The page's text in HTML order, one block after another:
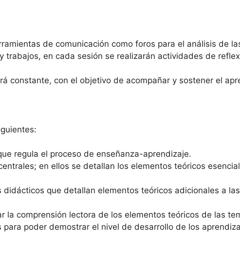
de comunicación como foros para el análisis de
en cada sesión se realizarán actividades de
constante, con el objetivo de acompañar y sostener el
regula el proceso de enseñanza-aprendizaje.
en ellos se detallan los elementos teóricos
que detallan elementos teóricos adicionales a
la comprensión lectora de los elementos teóricos de las
poder demostrar el nivel de desarrollo de los